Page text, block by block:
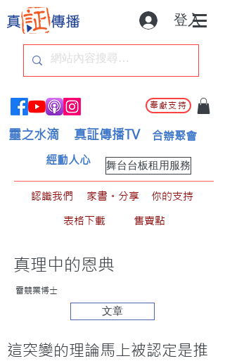
登入
奉獻支持
靈之水滴 真証傳播TV 合辦聚會
舞台台板租用服務
經動人心
認識我們 家書。分享
你的支持
表格下載
售賣點
真理中的恩典
雷競業博士
文章
這突變的理論馬上被認定是推